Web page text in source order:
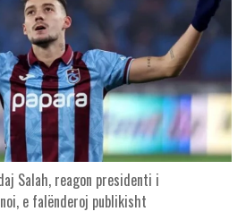
Salah, reagon presidenti i
e falënderoj publikisht